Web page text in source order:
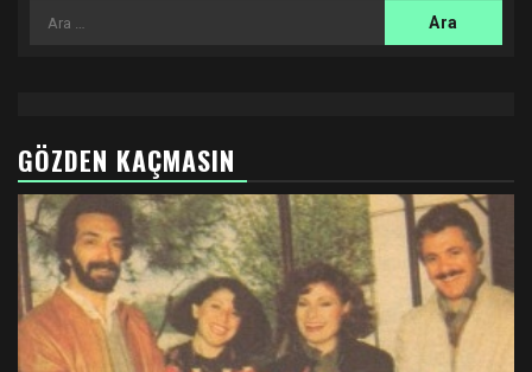
Arama:
GÖZDEN KAÇMASIN